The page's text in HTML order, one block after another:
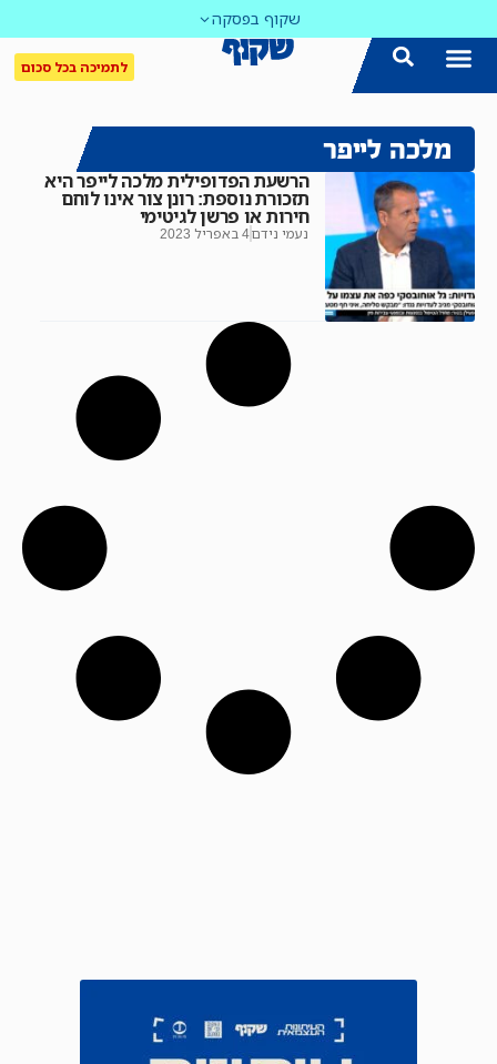
שקוף בפסקה
לתמיכה בכל סכום
מלכה לייפר
הרשעת הפדופילית מלכה לייפר היא
תזכורת נוספת: רונן צור אינו לוחם
חירות או פרשן לגיטימי
נעמי נידם4 באפריל 2023